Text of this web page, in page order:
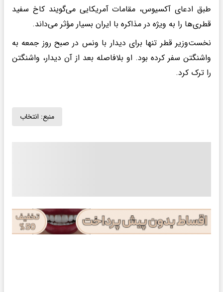
طبق ادعای آکسیوس، مقامات آمریکایی می‌گویند کاخ سفید
قطری‌ها را به ویژه در مذاکره با ایران بسیار مؤثر می‌داند.
نخست‌وزیر قطر تنها برای دیدار با ونس در صبح روز جمعه به
واشنگتن سفر کرده بود. او بلافاصله بعد از آن دیدار، واشنگتن
را ترک کرد.
منبع: انتخاب